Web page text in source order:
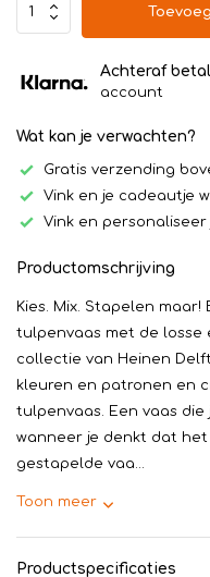
Achteraf
account
Wat kan je verwachten?
Gratis verzending
Vink en je cadeautje
Vink en personaliseer
Productomschrijving
Kies. Mix. Stapelen
tulpenvaas met de
collectie van Heinen
kleuren en patronen en
tulpenvaas. Een vaas
wanneer je denkt dat
gestapelde vaa...
Toon meer
Productspecificaties